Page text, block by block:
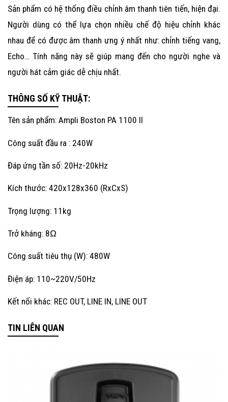
Sản phẩm có hệ thống điều chỉnh âm thanh tiên tiến, hiện đại.
Người dùng có thể lựa chọn nhiều chế độ hiệu chỉnh khác
nhau để có được âm thanh ưng ý nhất như: chỉnh tiếng vang,
Echo… Tính năng này sẽ giúp mang đến cho người nghe và
người hát cảm giác dễ chịu nhất.
THÔNG SỐ KỸ THUẬT:
Tên sản phẩm: Ampli Boston PA 1100 II
Công suất đầu ra : 240W
Đáp ứng tần số: 20Hz-20kHz
Kích thước: 420x128x360 (RxCxS)
Trọng lượng: 11kg
Trở kháng: 8Ω
Công suất tiêu thụ (W): 480W
Điện áp: 110~220V/50Hz
Kết nối khác: REC OUT, LINE IN, LINE OUT
TIN LIÊN QUAN